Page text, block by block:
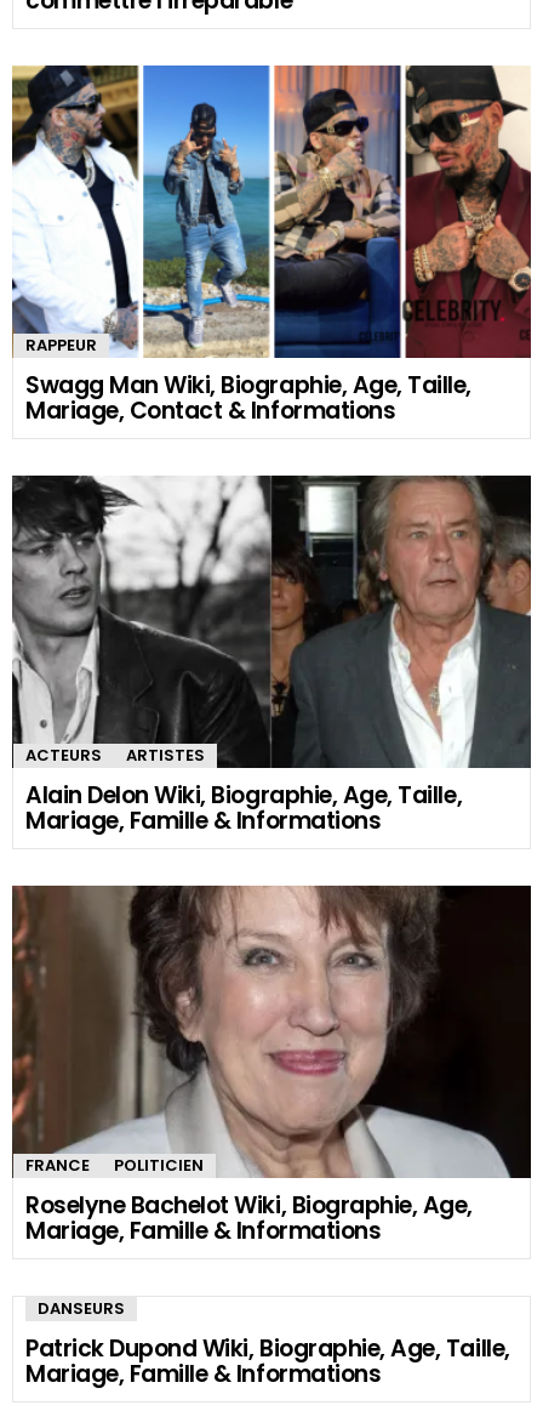
RAPPEUR
Swagg Man Wiki, Biographie, Age, Taille,
Mariage, Contact & Informations
ACTEURS ARTISTES
Alain Delon Wiki, Biographie, Age, Taille,
Mariage, Famille & Informations
FRANCE POLITICIEN
Roselyne Bachelot Wiki, Biographie, Age,
Mariage, Famille & Informations
DANSEURS
Patrick Dupond Wiki, Biographie, Age, Taille,
Mariage, Famille & Informations